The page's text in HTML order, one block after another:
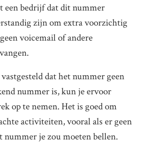
een bedrijf dat dit nummer
zijn om extra voorzichtig
voicemail of andere
dat het nummer geen
nummer is, kun je ervoor
op te nemen. Het is goed om
activiteiten, vooral als er geen
nummer je zou moeten bellen.